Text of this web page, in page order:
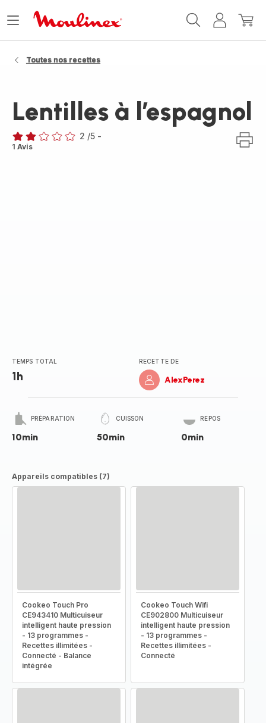
MonMon
Ouvrir
Toutes nos recettes
Lentilles à l’espagnol
Avis
2 /5 -
1 Avis
TEMPS TOTAL
1h
RECETTE DE
AlexPerez
PRÉPARATION
10min
CUISSON
50min
REPOS
0min
Appareils compatibles (7)
Cookeo Touch Pro
CE943410 Multicuiseur
intelligent haute pression
- 13 programmes -
Recettes illimitées -
Connecté - Balance
intégrée
Cookeo Touch Wifi
CE902800 Multicuiseur
intelligent haute pression
- 13 programmes -
Recettes illimitées -
Connecté